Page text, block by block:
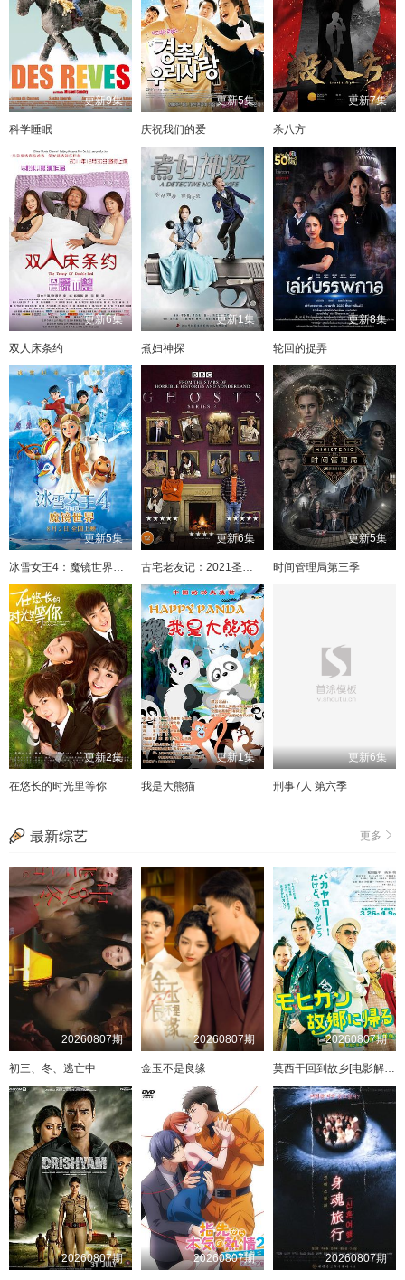
更新9集
科学睡眠
更新5集
庆祝我们的爱
更新7集
杀八方
更新6集
双人床条约
更新1集
煮妇神探
更新8集
轮回的捉弄
更新5集 更新6集 更新5集
时间管理局第三季
更新2集
在悠长的时光里等你
更新1集
我是大熊猫
更新6集
刑事7人 第六季
更多
最新综艺
20260807期
初三、冬、逃亡中
20260807期
金玉不是良缘
20260807期
莫西干回到故乡[电影解说]
20260807期 20260807期 20260807期